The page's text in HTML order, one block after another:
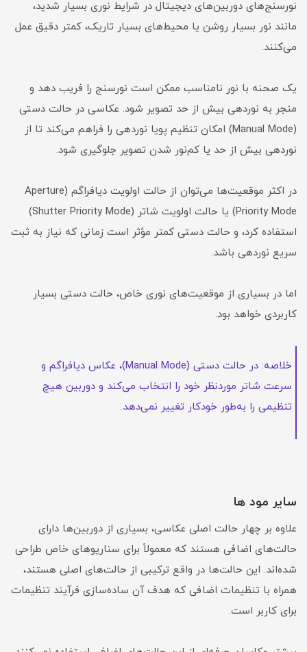
نورسنج‌های دوربین‌های دیجیتال در شرایط نوری بسیار شدید،
مانند نور بسیار روشن یا محیط‌های بسیار تاریک، کمتر دقیق عمل
می‌کنند.
یک صحنه با نور نامناسب ممکن است نورسنج را فریب دهد و
منجر به نوردهی بیش از حد تصویر شود. عکاسی در حالت دستی
(Manual Mode) امکان تنظیم پویا نوردهی را فراهم می‌کند تا از
نوردهی بیش از حد یا کم‌نور شدن تصویر جلوگیری شود.
در اکثر موقعیت‌ها می‌توان از حالت اولویت دیافراگم (Aperture
Priority Mode) یا حالت اولویت شاتر (Shutter Priority Mode)
استفاده کرد، و حالت دستی کمتر مؤثر است زمانی که نیاز به ثبت
سریع نوردهی باشد.
اما در بسیاری از موقعیت‌های نوری خاص، حالت دستی بسیار
کاربردی خواهد بود.
خلاصه: در حالت دستی (Manual Mode)، عکاس دیافراگم و
سرعت شاتر موردنظر خود را انتخاب می‌کند و دوربین هیچ
تنظیمی را به‌طور خودکار تغییر نمی‌دهد.
سایر مود ها
علاوه بر چهار حالت اصلی عکاسی، بسیاری از دوربین‌ها دارای
حالت‌های اضافی هستند که معمولاً برای سناریوهای خاص طراحی
شده‌اند. این حالت‌ها در واقع ترکیبی از حالت‌های اصلی هستند،
همراه با تنظیمات اضافی که هدف آن ساده‌سازی فرآیند تنظیمات
برای کاربر است.